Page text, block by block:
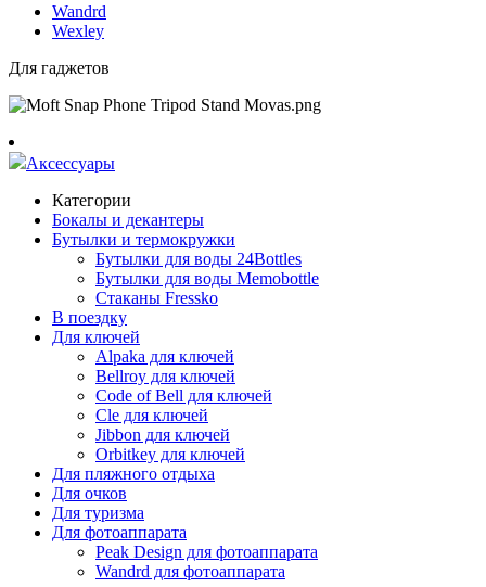
Wandrd
Wexley
Для гаджетов
Аксессуары
Категории
Бокалы и декантеры
Бутылки и термокружки
Бутылки для воды 24Bottles
Бутылки для воды Memobottle
Стаканы Fressko
В поездку
Для ключей
Alpaka для ключей
Bellroy для ключей
Code of Bell для ключей
Cle для ключей
Jibbon для ключей
Orbitkey для ключей
Для пляжного отдыха
Для очков
Для туризма
Для фотоаппарата
Peak Design для фотоаппарата
Wandrd для фотоаппарата